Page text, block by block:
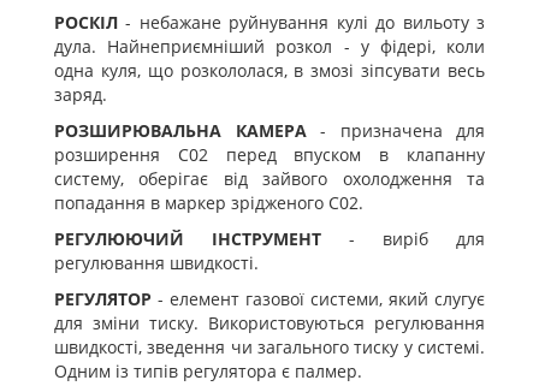
РОСКІЛ - небажане руйнування кулі до вильоту з
дула. Найнеприємніший розкол - у фідері, коли
одна куля, що розкололася, в змозі зіпсувати весь
заряд.
РОЗШИРЮВАЛЬНА КАМЕРА- призначена для
розширення С02 перед впуском в клапанну
систему, оберігає від зайвого охолодження та
попадання в маркер зрідженого С02.
РЕГУЛЮЮЧИЙ ІНСТРУМЕНТ - виріб для
регулювання швидкості.
РЕГУЛЯТОР - елемент газової системи, який слугує
для зміни тиску. Використовуються регулювання
швидкості, зведення чи загального тиску у системі.
Одним із типів регулятора є палмер.